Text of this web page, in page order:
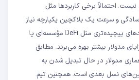
احتمالاً برخی کاربردها مثل
و سرعت یک بلاکچین یکپارچه نیاز
دارند، در حالی که کاربردهای پیچیده‌تری مثل DeFi مؤسسه‌ای یا
مدولار بیشتر بهره می‌برند. مطابق
مدولار در حال تبدیل شدن به
نسل بعدی است. همچنین تیم